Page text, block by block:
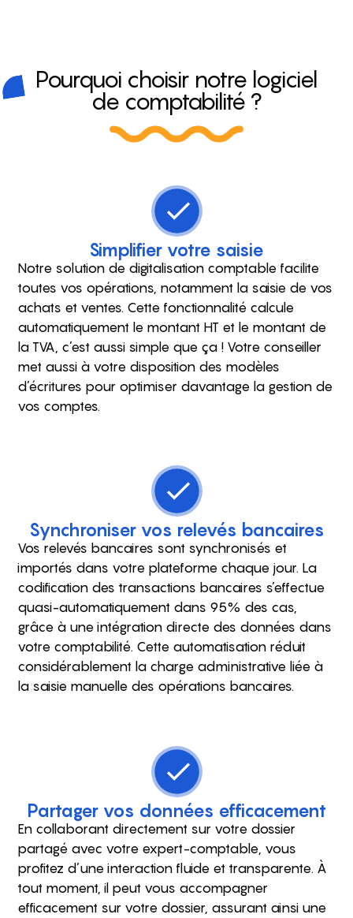
Pourquoi choisir notre logiciel
de comptabilité ?
Simplifier votre saisie
Notre solution de digitalisation comptable facilite
toutes vos opérations, notamment la saisie de vos
achats et ventes. Cette fonctionnalité calcule
automatiquement le montant HT et le montant de
la TVA, c’est aussi simple que ça ! Votre conseiller
met aussi à votre disposition des modèles
d’écritures pour optimiser davantage la gestion de
vos comptes.
Synchroniser vos relevés bancaires
Vos relevés bancaires sont synchronisés et
importés dans votre plateforme chaque jour. La
codification des transactions bancaires s’effectue
quasi-automatiquement dans 95% des cas,
grâce à une intégration directe des données dans
votre comptabilité. Cette automatisation réduit
considérablement la charge administrative liée à
la saisie manuelle des opérations bancaires.
Partager vos données efficacement
En collaborant directement sur votre dossier
partagé avec votre expert-comptable, vous
profitez d’une interaction fluide et transparente. À
tout moment, il peut vous accompagner
efficacement sur votre dossier, assurant ainsi une